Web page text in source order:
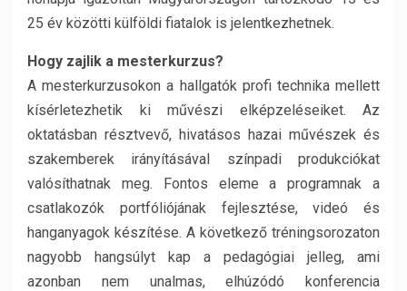
25 év közötti külföldi fiatalok is jelentkezhetnek.
Hogy zajlik a mesterkurzus?
A mesterkurzusokon a hallgatók profi technika mellett
kísérletezhetik ki művészi elképzeléseiket. Az
oktatásban résztvevő, hivatásos hazai művészek és
szakemberek irányításával színpadi produkciókat
valósíthatnak meg. Fontos eleme a programnak a
csatlakozók portfóliójának fejlesztése, videó és
hanganyagok készítése. A következő tréningsorozaton
nagyobb hangsúlyt kap a pedagógiai jelleg, ami
azonban nem unalmas, elhúzódó konferencia